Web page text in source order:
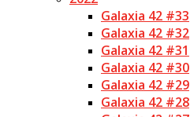
Galaxia 42 #33
Galaxia 42 #32
Galaxia 42 #31
Galaxia 42 #30
Galaxia 42 #29
Galaxia 42 #28